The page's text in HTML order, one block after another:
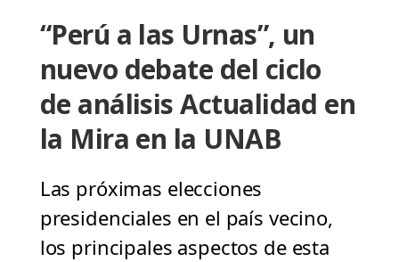
“Perú a las Urnas”, un
nuevo debate del ciclo
de análisis Actualidad en
la Mira en la UNAB
Las próximas elecciones
presidenciales en el país vecino,
los principales aspectos de esta